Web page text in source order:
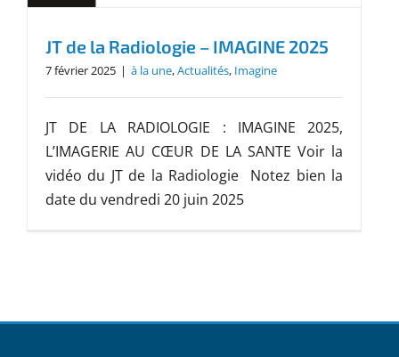
JT de la Radiologie – IMAGINE 2025
7 février 2025 | à la une,Actualités, Imagine
JT DE LA RADIOLOGIE : IMAGINE 2025,
L’IMAGERIE AU CŒUR DE LA SANTE Voir la
vidéo du JT de la Radiologie Notez bien la
date du vendredi 20 juin 2025